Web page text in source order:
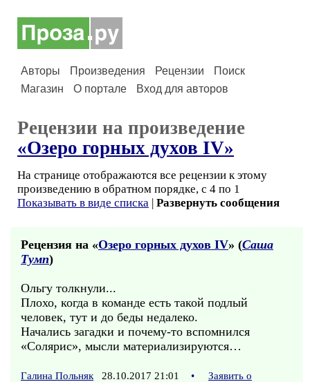
Авторы Произведения Рецензии
Поиск
Магазин
О портале Вход для авторов
Рецензии на произведение
«Озеро горных духов IV»
На странице отображаются все рецензии к этому
произведению в обратном порядке, с 4 по 1
Показывать в виде списка | Развернуть сообщения
Рецензия на «Озеро горных духов IV» (Саша
Тумп)
Ольгу толкнули...
Плохо, когда в команде есть такой подлый
человек, тут и до беды недалеко.
Начались загадки и почему-то вспомнился
«Солярис», мысли материализируются…
Галина Польняк 28.10.2017 21:01 •
Заявить о